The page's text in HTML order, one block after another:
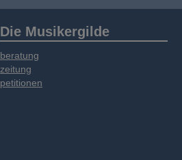
Die Musikergilde
beratung
zeitung
petitionen